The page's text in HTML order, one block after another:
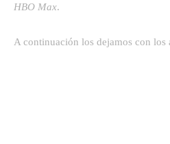
HBO Max.
A continuación los dejamos con los